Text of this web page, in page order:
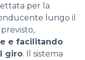
per la
lungo il
e facilitando
giro. Il sistema